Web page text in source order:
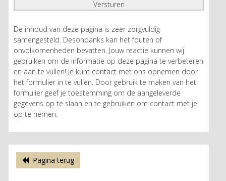
De inhoud van deze pagina is zeer zorgvuldig
samengesteld. Desondanks kan het fouten of
onvolkomenheden bevatten. Jouw reactie kunnen wij
gebruiken om de informatie op deze pagina te verbeteren
en aan te vullen! Je kunt contact met ons opnemen door
het formulier in te vullen. Door gebruik te maken van het
formulier geef je toestemming om de aangeleverde
gegevens op te slaan en te gebruiken om contact met je
op te nemen.
Pagina terug